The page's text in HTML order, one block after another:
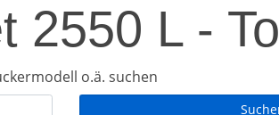
2550 L -
o.ä. suchen